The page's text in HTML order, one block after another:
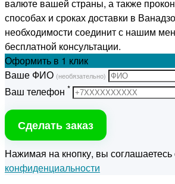
валюте вашей страны, а также
способах и сроках доставки в
необходимости соединит с нашим
бесплатной консультации.
Оформить в 1 клик
Ваше ФИО (необязательно)
Ваш телефон *
Сделать заказ
Нажимая на кнопку, вы соглашаетесь
конфиденциальности